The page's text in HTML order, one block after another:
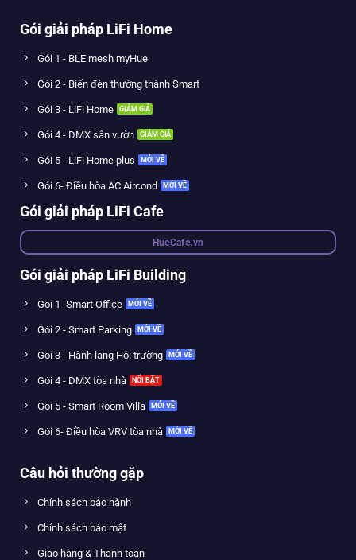
Gói giải pháp LiFi Home
Gói 1 - BLE mesh myHue
Gói 2 - Biến đèn thường thành Smart
Gói 3 - LiFi Home
Gói 4 - DMX sân vườn
Gói 5 - LiFi Home plus
Gói 6- Điều hòa AC Aircond
Gói giải pháp LiFi Cafe
HueCafe.vn
Gói giải pháp LiFi Building
Gói 1 -Smart Office
Gói 2 - Smart Parking
Gói 3 - Hành lang Hội trường
Gói 4 - DMX tòa nhà
Gói 5 - Smart Room Villa
Gói 6- Điều hòa VRV tòa nhà
Câu hỏi thường gặp
Chính sách bảo hành
Chính sách bảo mật
Giao hàng & Thanh toán